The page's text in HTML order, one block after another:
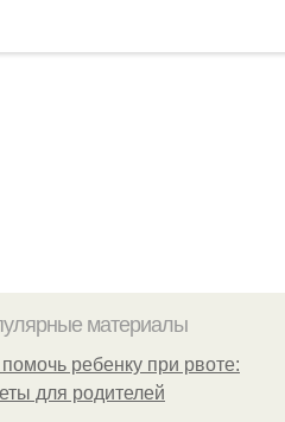
материалы
помочь ребенку при рвоте:
для родителей